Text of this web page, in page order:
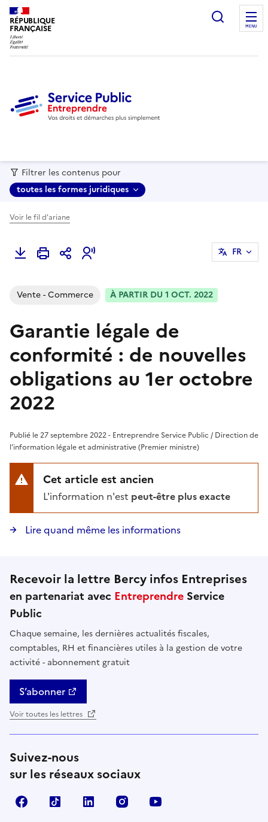
RÉPUBLIQUE
FRANÇAISE MENU
Filtrer les contenus pour
toutes les formes juridiques
Voir le fil d'ariane
FR
Vente - Commerce À PARTIR DU 1 OCT. 2022
Garantie légale de
conformité : de nouvelles
obligations au 1er octobre
2022
Publié le 27 septembre 2022 - Entreprendre Service Public / Direction de
l'information légale et administrative (Premier ministre)
Cet article est ancien
L'information n'est peut-être plus exacte
Lire quand même les informations
Recevoir la lettre Bercy infos Entreprises
en partenariat avec Entreprendre Service
Public
Chaque semaine, les dernières actualités fiscales,
comptables, RH et financières utiles à la gestion de votre
activité - abonnement gratuit
S’abonner
Voir toutes les lettres
Suivez-nous
sur les réseaux sociaux
FacebookTikTok Linkedin Instagram